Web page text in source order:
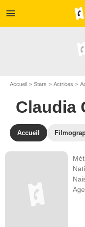
menu
Accueil Stars Actrices
Claudia
Accueil